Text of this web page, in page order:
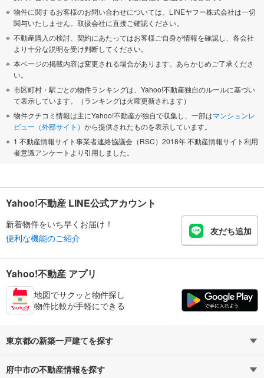
物件に関するお客様のお問い合わせについては、LINEヤフー株式会社は一切
関与いたしません。取扱会社に直接ご確認ください。
不動産購入の検討、契約にあたってはお客様ご自身が情報を確認し、各会社
より十分な説明を受け判断してください。
本ページの掲載内容は変更される場合があります。あらかじめご了承くださ
い。
市区町村・駅ごとの物件ランキングは、Yahoo!不動産独自のルールに基づい
て表示しています。（ランキングは火曜更新されます）
物件クチコミ情報は主にYahoo!不動産が独自で収集し、一部はマンションレ
ビュー（外部サイト） から提供されたものを表示しています。
1 不動産情報サイト事業者連絡協議会（RSC）2018年 不動産情報サイト利用
者意識アンケートより引用しました。
Yahoo!不動産 LINE公式アカウント
新着物件をいち早くお届け！
便利な機能のご紹介
友だち追加
Yahoo!不動産 アプリ
地図でサクッと物件探し
物件比較が手軽にできる
東京都の新築一戸建てを探す
路線・駅から探す
府中市の不動産情報を探す